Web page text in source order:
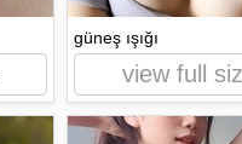
güneş ışığı
view full